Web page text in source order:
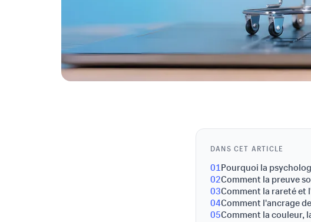
DANS CET ARTICLE
01Pourquoi la
02Comment la preuve
03Comment la rareté et
04Comment l'ancrage
05Comment la couleur,